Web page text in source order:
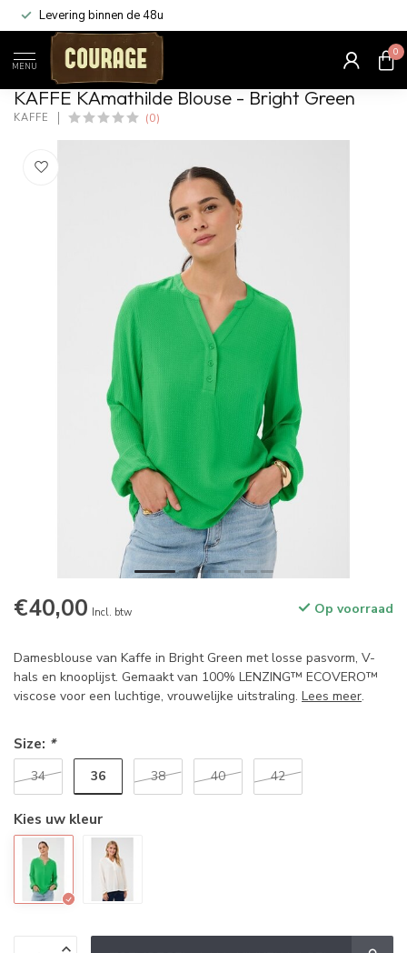
Levering binnen de 48u
MENU
0
Home KAmathilde Blouse - Bright Green
KAFFE KAmathilde Blouse - Bright Green
KAFFE (0)
€40,00 Incl. btw Op voorraad
Damesblouse van Kaffe in Bright Green met losse pasvorm, V-
hals en knooplijst. Gemaakt van 100% LENZING™ ECOVERO™
viscose voor een luchtige, vrouwelijke uitstraling. Lees meer.
Size: *
34 36 38 40 42
Kies uw kleur